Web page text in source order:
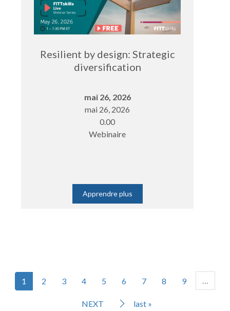
Resilient by design: Strategic
diversification
mai 26, 2026
mai 26, 2026
0.00
Webinaire
Apprendre plus
1 2 3 4 5 6 7 8 9 …
NEXT last »